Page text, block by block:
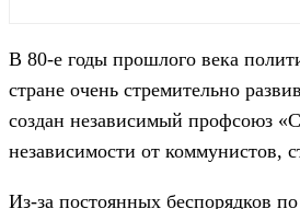
В 80-е годы прошлого века
стране очень стремительно
создан независимый профсоюз
независимости от коммунистов,
Из-за постоянных беспорядков